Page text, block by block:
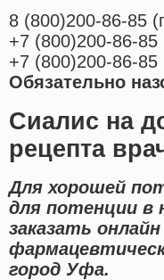
8 (800)200-86-85 (
+7 (800)200-86-85
+7 (800)200-86-85
Обязательно
Сиалис на
рецепта
Для хорошей
для потенции
заказать
город Уфа.